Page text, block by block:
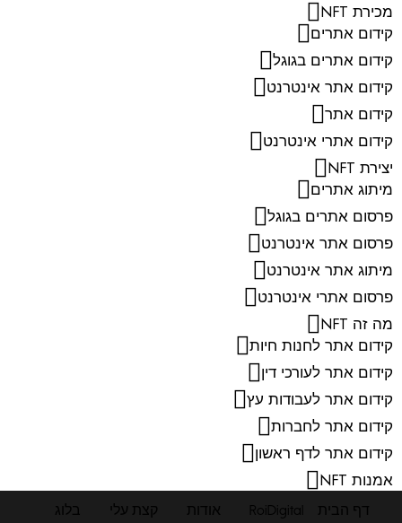
מכירת NFT
קידום אתרים
קידום אתרים בגוגל
קידום אתר אינטרנט
קידום אתר
קידום אתרי אינטרנט
יצירת NFT
מיתוג אתרים
פרסום אתרים בגוגל
פרסום אתר אינטרנט
מיתוג אתר אינטרנט
פרסום אתרי אינטרנט
מה זה NFT
קידום אתר לחנות חיות
קידום אתר לעורכי דין
קידום אתר לעבודות עץ
קידום אתר לחברות
קידום אתר לדף ראשון
אמנות NFT
דף הבית RoiDigital אודות קצת עלי בלוג